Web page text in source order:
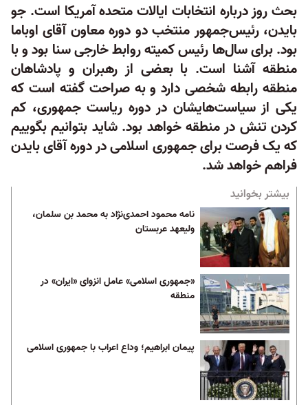
بحث روز درباره انتخابات ایالات متحده آمریکا است. جو
بایدن، رئیس‌جمهور منتخب دو دوره معاون آقای اوباما
بود. برای سال‌ها رئیس کمیته روابط خارجی سنا بود و با
منطقه آشنا است. با بعضی از رهبران و پادشاهان
منطقه رابطه شخصی دارد و به صراحت گفته‌ است که
یکی از سیاست‌هایشان در دوره ریاست جمهوری، کم
کردن تنش در منطقه خواهد بود. شاید بتوانیم بگوییم
که یک فرصت برای جمهوری اسلامی در دوره آقای بایدن
فراهم خواهد شد.
بیشتر بخوانید
نامه محمود احمدی‌نژاد به محمد بن سلمان،
ولیعهد عربستان
«جمهوری اسلامی» عامل انزوای «ایران» در
منطقه
پیمان ابراهیم؛ وداع اعراب با جمهوری اسلامی